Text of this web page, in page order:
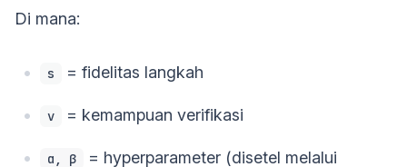
Di mana:
s = fidelitas langkah
v = kemampuan verifikasi
α, β
= hyperparameter (disetel melalui